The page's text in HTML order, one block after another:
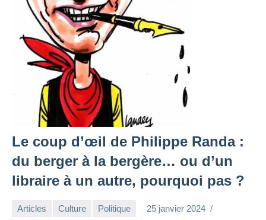
Le coup d’œil de Philippe Randa :
du berger à la bergère… ou d’un
libraire à un autre, pourquoi pas ?
Articles Culture Politique
25 janvier 2024